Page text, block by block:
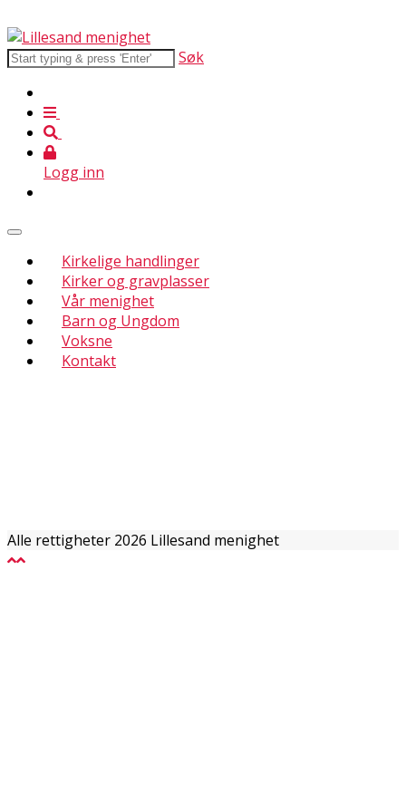
Søk
Logg inn
Kirkelige handlinger
Kirker og gravplasser
Vår menighet
Barn og Ungdom
Voksne
Kontakt
Alle rettigheter 2026 Lillesand menighet